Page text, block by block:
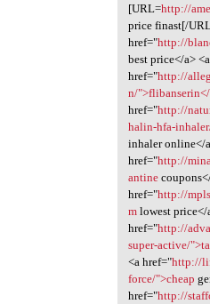
[URL=http://
price finast[/
href="http://
best price</a> <a
href="http://
n/
href="http://
halin-hfa-
inhaler online</
href="http://
antine
href="http://
mlowest price</
href="http://
super-active/
<a href="http://
force/">cheap
href="http://